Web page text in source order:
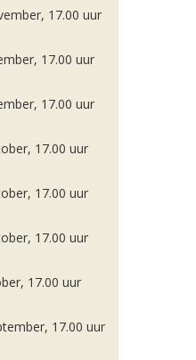
17.00 uur
17.00 uur
17.00 uur
17.00 uur
17.00 uur
17.00 uur
17.00 uur
17.00 uur